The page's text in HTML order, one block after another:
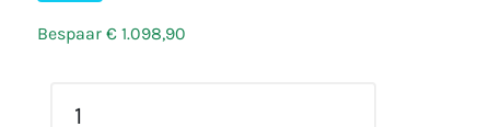
Bespaar € 1.098,90